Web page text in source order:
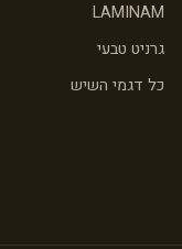
LAMINAM
גרניט טבעי
כל דגמי השיש